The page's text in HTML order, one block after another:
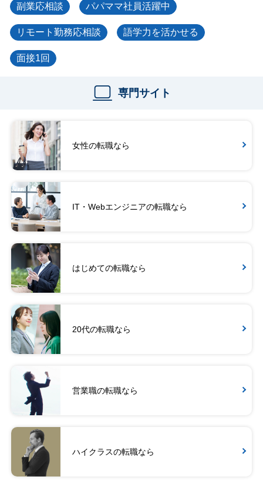
副業応相談 パパママ社員活躍中
リモート勤務応相談 語学力を活かせる
面接1回
専門サイト
女性の転職なら
IT・Webエンジニアの転職なら
はじめての転職なら
20代の転職なら
営業職の転職なら
ハイクラスの転職なら